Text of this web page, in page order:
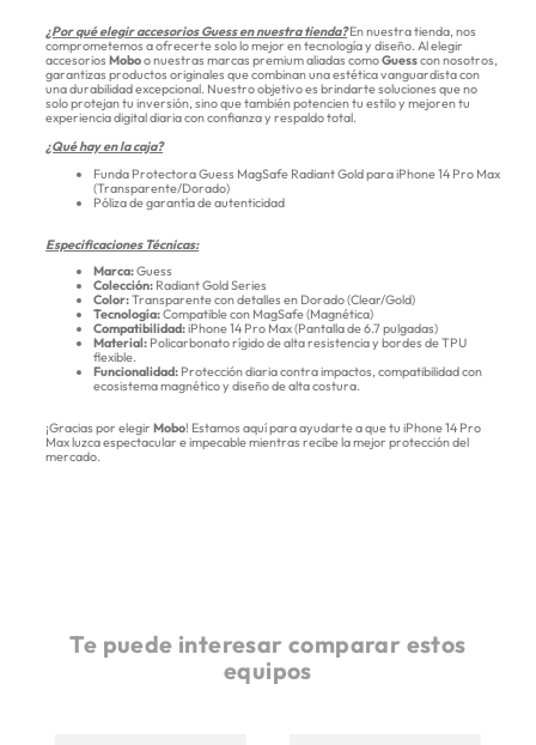
¿Por qué elegir accesorios Guess en nuestra tienda?En nuestra tienda, nos
comprometemos a ofrecerte solo lo mejor en tecnología y diseño. Al elegir
accesoriosMoboo nuestras marcas premium aliadas comoGuesscon nosotros,
garantizas productos originales que combinan una estética vanguardista con
una durabilidad excepcional. Nuestro objetivo es brindarte soluciones que no
solo protejan tu inversión, sino que también potencien tu estilo y mejoren tu
experiencia digital diaria con confianza y respaldo total.
¿Qué hay en la caja?
Funda Protectora Guess MagSafe Radiant Gold para iPhone 14 Pro Max
(Transparente/Dorado)
Póliza de garantía de autenticidad
Especificaciones Técnicas:
Marca:Guess
Colección: Radiant Gold Series
Color:Transparente con detalles en Dorado (Clear/Gold)
Tecnología:Compatible con MagSafe (Magnética)
Compatibilidad:iPhone 14 Pro Max (Pantalla de 6.7 pulgadas)
Material: Policarbonato rígido de alta resistencia y bordes de TPU
flexible.
Funcionalidad: Protección diaria contra impactos, compatibilidad con
ecosistema magnético y diseño de alta costura.
¡Gracias por elegirMobo! Estamos aquí para ayudarte a que tu iPhone 14 Pro
Max luzca espectacular e impecable mientras recibe la mejor protección del
mercado.
Te puede interesar comparar estos
equipos